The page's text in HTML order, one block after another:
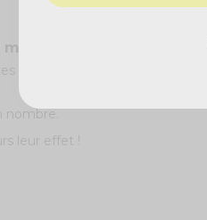
- chiffre 8 !
et les grands, les
nombre.
leur effet !